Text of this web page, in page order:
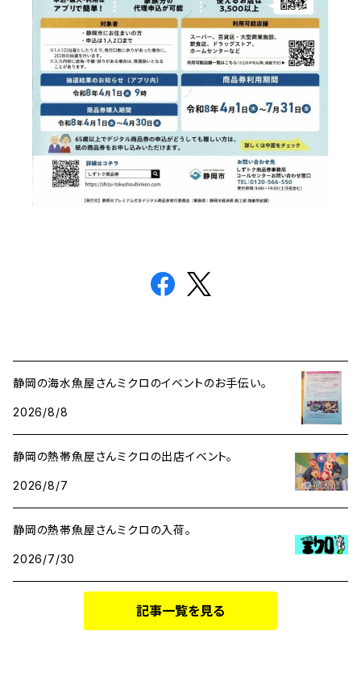
静岡の海水魚屋さんミクロのイベントのお手伝い。
2026/8/8
静岡の熱帯魚屋さんミクロの出店イベント。
2026/8/7
静岡の熱帯魚屋さんミクロの入荷。
2026/7/30
記事一覧を見る